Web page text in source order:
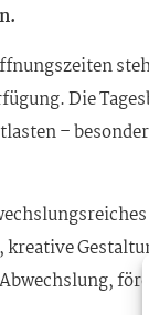
Die
–